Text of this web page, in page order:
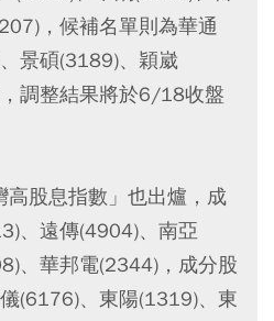
，候補名單則為華通
景碩(3189)、穎崴
調整結果將於6/18收盤
股息指數」也出爐，成
、遠傳(4904)、南亞
、華邦電(2344)，成分股
(6176)、東陽(1319)、東